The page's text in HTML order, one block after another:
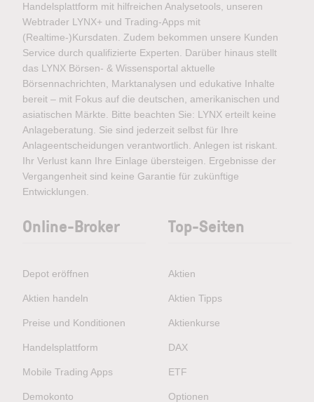
Handelsplattform mit hilfreichen Analysetools, unseren
Webtrader LYNX+ und Trading-Apps mit
(Realtime-)Kursdaten. Zudem bekommen unsere Kunden
Service durch qualifizierte Experten. Darüber hinaus stellt
das LYNX Börsen- & Wissensportal aktuelle
Börsennachrichten, Marktanalysen und edukative Inhalte
bereit – mit Fokus auf die deutschen, amerikanischen und
asiatischen Märkte. Bitte beachten Sie: LYNX erteilt keine
Anlageberatung. Sie sind jederzeit selbst für Ihre
Anlageentscheidungen verantwortlich. Anlegen ist riskant.
Ihr Verlust kann Ihre Einlage übersteigen. Ergebnisse der
Vergangenheit sind keine Garantie für zukünftige
Entwicklungen.
Online-Broker
Depot eröffnen
Aktien handeln
Preise und Konditionen
Handelsplattform
Mobile Trading Apps
Demokonto
Top-Seiten
Aktien
Aktien Tipps
Aktienkurse
DAX
ETF
Optionen